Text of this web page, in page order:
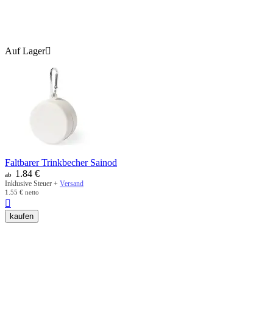
Auf Lager
Faltbarer Trinkbecher Sainod
ab 1.84 €
Inklusive Steuer + Versand
1.55 € netto

kaufen